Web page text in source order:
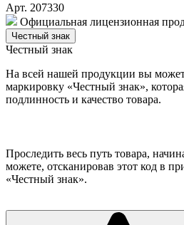
Арт. 207330
Официальная лицензионная
Честный знак
Честный знак
На всей нашей продукции вы
маркировку «Честный знак»,
подлинность и качество товара.
Проследить весь путь товара,
можете, отсканировав этот код в
«Честный знак».